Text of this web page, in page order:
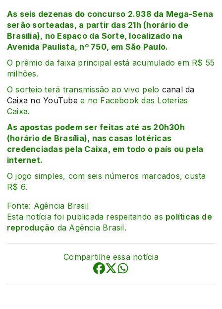
As seis dezenas do concurso 2.938 da Mega-Sena
serão sorteadas, a partir das 21h (horário de
Brasília), no Espaço da Sorte, localizado na
Avenida Paulista, nº 750, em São Paulo.
O prêmio da faixa principal está acumulado em R$ 55
milhões.
O sorteio terá transmissão ao vivo pelo canal da
Caixa no YouTubee no Facebook das Loterias
Caixa.
As apostas podem ser feitas até as 20h30h
(horário de Brasília), nas casas lotéricas
credenciadas pela Caixa, em todo o país ou pela
internet.
O jogo simples, com seis números marcados, custa
R$ 6.
Fonte: Agência Brasil
Esta notícia foi publicada respeitando as políticas de
reprodução da Agência Brasil.
Compartilhe essa notícia